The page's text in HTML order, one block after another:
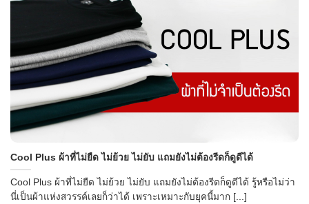
Cool Plus ผ้าที่ไม่ยืด ไม่ย้วย ไม่ยับ แถมยังไม่ต้องรีดก็ดูดีได้
Cool Plus ผ้าที่ไม่ยืด ไม่ย้วย ไม่ยับ แถมยังไม่ต้องรีดก็ดูดีได้ รู้หรือไม่ว่า
นี่เป็นผ้าแห่งสวรรค์เลยก็ว่าได้ เพราะเหมาะกับยุคนี้มาก [...]